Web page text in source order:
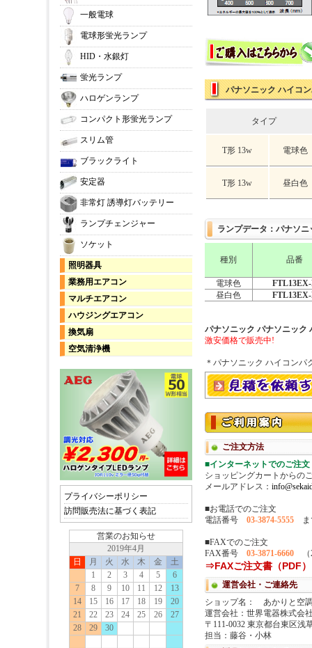
一般電球
電球形蛍光ランプ
HID・水銀灯
蛍光ランプ
ハロゲンランプ
コンパクト形蛍光ランプ
スリム管
ブラックライト
安定器
非常灯 誘導灯バッテリー
ランプチェンジャー
ソケット
照明器具
業務用エアコン
マルチエアコン
ハウジングエアコン
換気扇
空気清浄機
プライバシーポリシー
訪問販売法に基づく表記
パナソニック ハイコ
タイプ
T形 13w 電球色
T形 13w 昼白色
ランプデータ：パナソ
種別 品番
電球色
昼白色
パナソニック パナソニック
激安価格で販売中!
＊パナソニック ハイコン